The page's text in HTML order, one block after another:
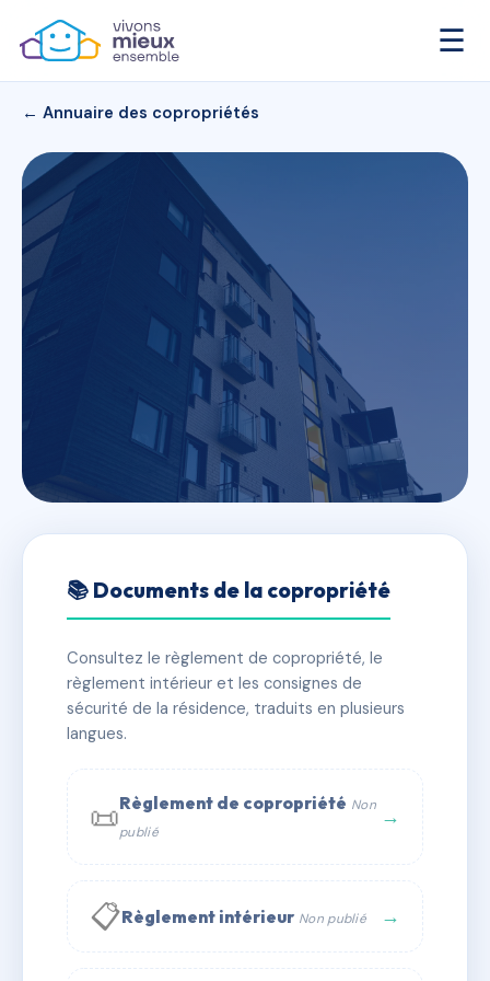
☰
← Annuaire des copropriétés
SDC MAISON DES FRERES
✓ Immatriculée 🏠 7 lots 🏗 1 bâtiment(s)
📞 Contacter Syndic Digital
📚 Documents de la copropriété
Consultez le règlement de copropriété, le
règlement intérieur et les consignes de
sécurité de la résidence, traduits en plusieurs
langues.
📜Règlement de copropriété Non
publié
→
📋Règlement intérieur Non publié →